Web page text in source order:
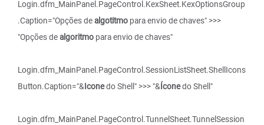
Login.dfm_MainPanel.PageControl.KexSheet.KexOptionsGroup
.Caption="Opções dealgotitmo para envio de chaves" >>>
"Opções dealgoritmo para envio de chaves"
Login.dfm_MainPanel.PageControl.SessionListSheet.ShellIcons
Button.Caption="&Iconedo Shell" >>> "&Íconedo Shell"
Login.dfm_MainPanel.PageControl.TunnelSheet.TunnelSession